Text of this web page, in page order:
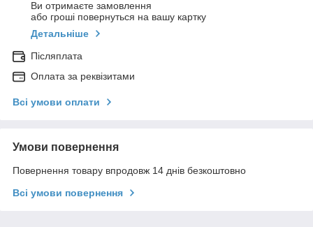
Ви отримаєте замовлення
або гроші повернуться на вашу картку
Детальніше
Післяплата
Оплата за реквізитами
Всі умови оплати
Умови повернення
Повернення товару впродовж 14 днів безкоштовно
Всі умови повернення